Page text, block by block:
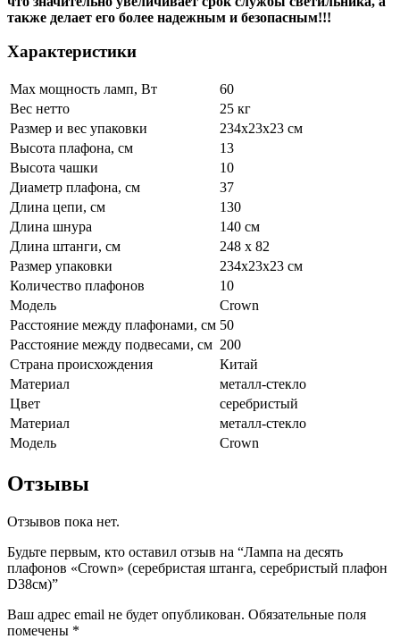
также делает его более надежным и безопасным!!!
Характеристики
Max мощность ламп, Вт
60
Вес нетто
25 кг
Размер и вес упаковки
234х23х23 см
Высота плафона, см
13
Высота чашки
10
Диаметр плафона, см
37
Длина цепи, см
130
Длина шнура
140 см
Длина штанги, см
248 х 82
Размер упаковки
234х23х23 см
Количество плафонов
10
Модель
Crown
Расстояние между плафонами, см 50
Расстояние между подвесами, см 200
Страна происхождения
Китай
Материал
металл-стекло
Цвет
серебристый
Материал
металл-стекло
Модель
Crown
Отзывы
Отзывов пока нет.
Будьте первым, кто оставил отзыв на “Лампа на десять
плафонов «Crown» (серебристая штанга, серебристый плафон
D38см)”
Ваш адрес email не будет опубликован. Обязательные поля
помечены *